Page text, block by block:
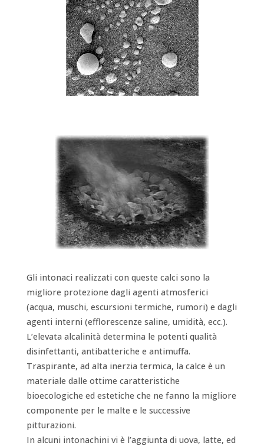
Gli intonaci realizzati con queste calci sono la
migliore protezione dagli agenti atmosferici
(acqua, muschi, escursioni termiche, rumori) e dagli
agenti interni (efflorescenze saline, umidità, ecc.).
L’elevata alcalinità determina le potenti qualità
disinfettanti, antibatteriche e antimuffa.
Traspirante, ad alta inerzia termica, la calce è un
materiale dalle ottime caratteristiche
bioecologiche ed estetiche che ne fanno la migliore
componente per le malte e le successive
pitturazioni.
In alcuni intonachini vi è l’aggiunta di uova, latte, ed